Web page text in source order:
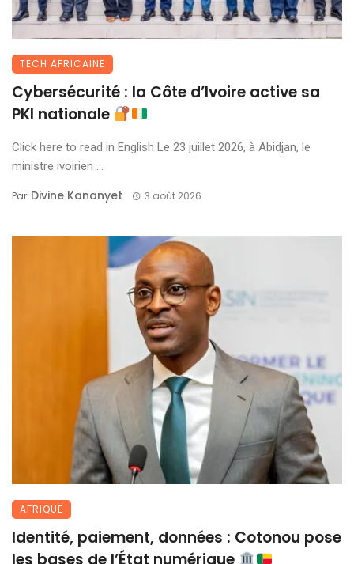
TECH AFRICAINE
Cybersécurité : la Côte d’Ivoire active sa
PKI nationale
Click here to read in English Le 23 juillet 2026, à Abidjan, le
ministre ivoirien ...
Par Divine Kananyet 3 août 2026
AFRIQUE
Identité, paiement, données : Cotonou pose
les bases de l’État numérique